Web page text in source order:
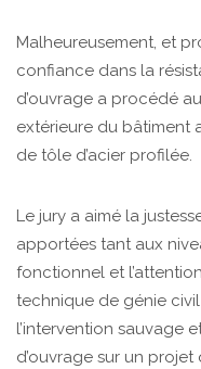
Malheureusement, et
confiance dans la
d’ouvrage a procédé
extérieure du bâtiment
de tôle d’acier profilée.
Le jury a aimé la
apportées tant aux
fonctionnel et
technique de génie
l’intervention sauvage
d’ouvrage sur un